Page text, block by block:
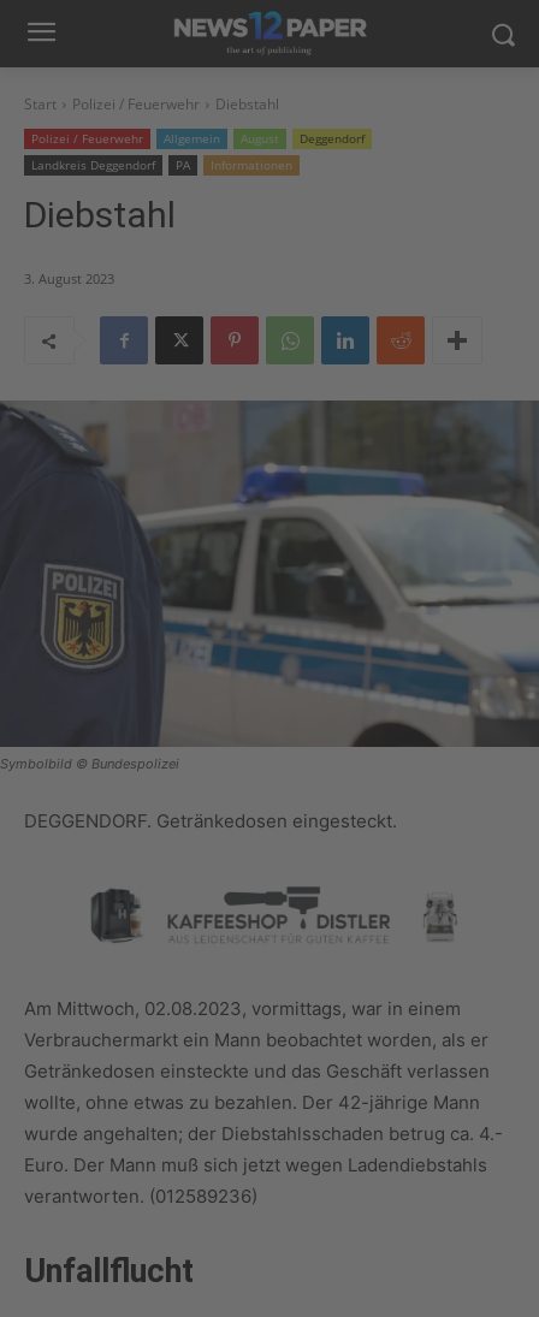
Start Polizei / Feuerwehr Diebstahl
Polizei / Feuerwehr Allgemein August
Deggendorf
Landkreis Deggendorf
PA Informationen
Diebstahl
3. August 2023
Symbolbild © Bundespolizei
DEGGENDORF. Getränkedosen eingesteckt.
Am Mittwoch, 02.08.2023, vormittags, war in einem
Verbrauchermarkt ein Mann beobachtet worden, als er
Getränkedosen einsteckte und das Geschäft verlassen
wollte, ohne etwas zu bezahlen. Der 42-jährige Mann
wurde angehalten; der Diebstahlsschaden betrug ca. 4.-
Euro. Der Mann muß sich jetzt wegen Ladendiebstahls
verantworten. (012589236)
Unfallflucht